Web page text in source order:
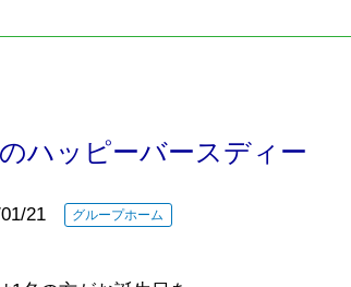
ハッピーバースディー
21 グループホーム